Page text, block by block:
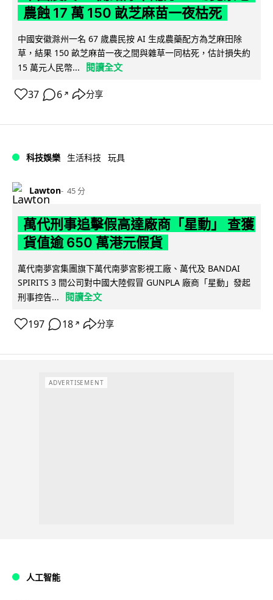
農蝕 17 萬 150 畝芝麻苗一夜枯死
中國安徽滁州一名 67 歲農民按 AI 生成農藥配方為芝麻田除
草，結果 150 畝芝麻苗一夜之間與雜草一同枯死，估計損失約
15 萬元人民幣...
閱讀全文
37 6 ↗ 分享
科技娛樂 生活科技 玩具
Lawton 45 分
萬代刑事追擊假高達廠商「星動」 查獲
貨值逾 650 萬港元假貨
萬代南夢宮集團旗下萬代南夢宮影視工廠、萬代及 BANDAI
SPIRITS 3 間公司對中國大陸假冒 GUNPLA 廠商「星動」發起
刑事控告...
閱讀全文
197 18 ↗ 分享
ADVERTISEMENT
人工智能